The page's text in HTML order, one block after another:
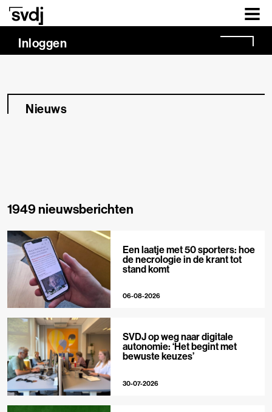
Naar hoofdinhoud
Inloggen
Nieuws
1949 nieuwsberichten
Een laatje met 50 sporters: hoe
de necrologie in de krant tot
stand komt
06-08-2026
SVDJ op weg naar digitale
autonomie: ‘Het begint met
bewuste keuzes’
30-07-2026